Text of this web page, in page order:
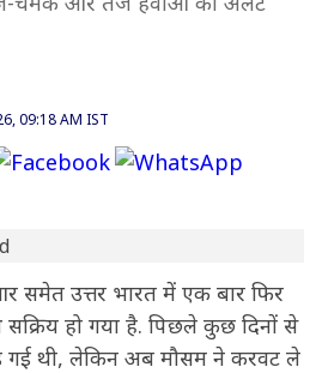
09:18 AM IST
समेत उत्तर भारत में एक बार फिर
हो गया है. पिछले कुछ दिनों से
गई थी, लेकिन अब मौसम ने करवट ले